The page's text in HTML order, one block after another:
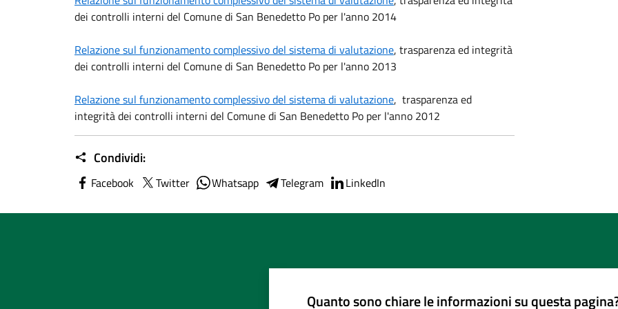
dei controlli interni del Comune di San Benedetto Po per l'anno 2014
Relazione sul funzionamento complessivo del sistema di valutazione, trasparenza ed integrità
dei controlli interni del Comune di San Benedetto Po per l'anno 2013
Relazione sul funzionamento complessivo del sistema di valutazione, trasparenza ed
integrità dei controlli interni del Comune di San Benedetto Po per l'anno 2012
Condividi:
Facebook Twitter Whatsapp Telegram LinkedIn
Quanto sono chiare le informazioni su questa